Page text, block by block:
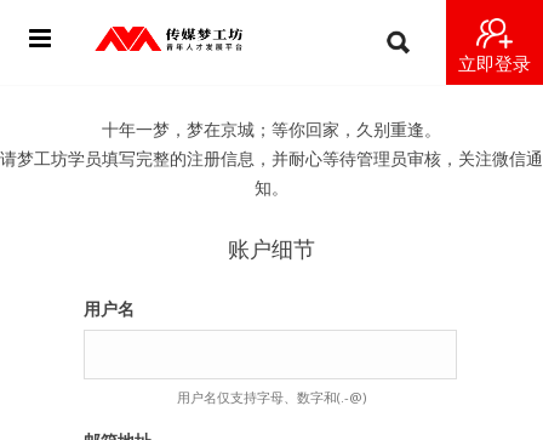
立即登录
十年一梦，梦在京城；等你回家，久别重逢。
请梦工坊学员填写完整的注册信息，并耐心等待管理员审核，关注微信通
知。
账户细节
用户名
用户名仅支持字母、数字和(.-@)